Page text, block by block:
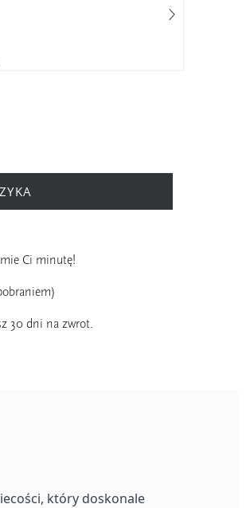
Ci minutę!
30 dni na zwrot.
który doskonale